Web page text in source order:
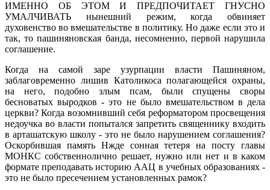
ИМЕННО ОБ ЭТОМ И ПРЕДПОЧИТАЕТ ГНУСНО
УМАЛЧИВАТЬ нынешний режим, когда обвиняет
духовенство во вмешательстве в политику. Но даже если это и
так, то пашиняновская банда, несомненно, первой нарушила
соглашение.
Когда на самой заре узурпации власти Пашиняном,
заблаговременно лишив Католикоса полагающейся охраны,
на него, подобно злым псам, были спущены своры
бесноватых выродков - это не было вмешательством в дела
церкви? Когда возомнивший себя реформатором просвещения
недоучка во власти попытался запретить священнику входить
в арташатскую школу - это не было нарушением соглашения?
Оскорбившая память Нжде сонная тетеря на посту главы
МОНКС собственнолично решает, нужно или нет и в каком
формате преподавать историю ААЦ в учебных образованиях -
это не было пресечением установленных рамок?